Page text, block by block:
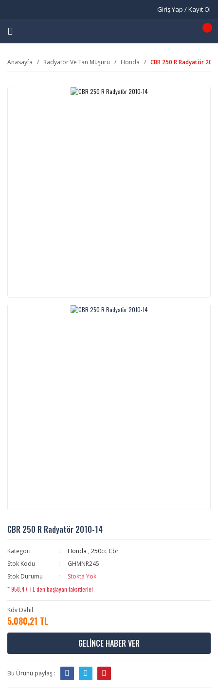
Giriş Yap / Kayıt Ol
Anasayfa Radyatör Ve Fan Müşürü Honda CBR 250 R Radyatör
CBR 250 R Radyatör 2010-14
Kategori Honda , 250cc Cbr
Stok Kodu
GHMNR245
Stok Durumu
Stokta Yok
* 958,47 TL den başlayan taksitlerle!
Kdv Dahil
5.080,21 TL
GELİNCE HABER VER
Bu Ürünü paylaş :